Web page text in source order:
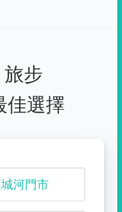
步
佳選擇